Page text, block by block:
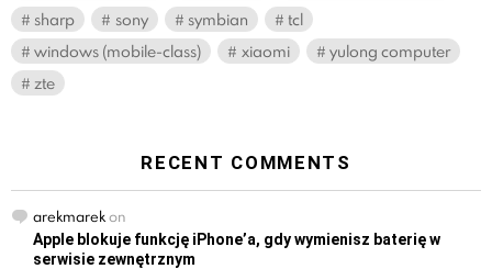
sharp
sony symbian
tcl
windows (mobile-class)
xiaomi
yulong computer
zte
RECENT COMMENTS
arekmarekon
Apple blokuje funkcję iPhone’a, gdy wymienisz baterię w
serwisie zewnętrznym